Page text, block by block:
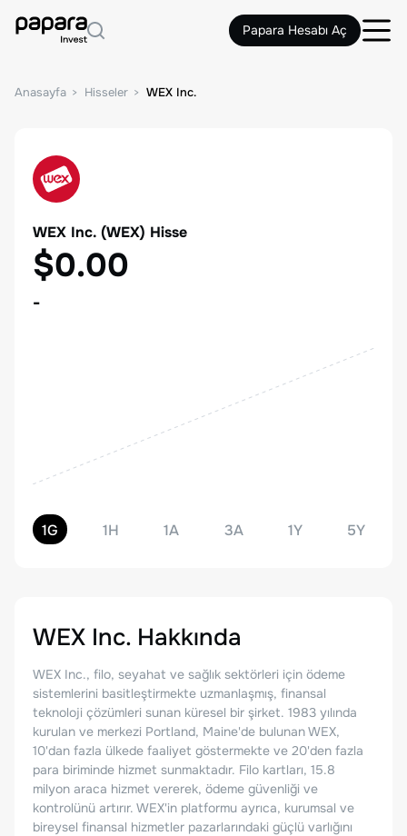
Papara Hesabı Aç
Anasayfa Hisseler WEX Inc.
WEX Inc. (WEX) Hisse
$0.00
-
1G 1H 1A 3A 1Y 5Y
WEX Inc. Hakkında
WEX Inc., filo, seyahat ve sağlık sektörleri için ödeme
sistemlerini basitleştirmekte uzmanlaşmış, finansal
teknoloji çözümleri sunan küresel bir şirket. 1983 yılında
kurulan ve merkezi Portland, Maine'de bulunan WEX,
10'dan fazla ülkede faaliyet göstermekte ve 20'den fazla
para biriminde hizmet sunmaktadır. Filo kartları, 15.8
milyon araca hizmet vererek, ödeme güvenliği ve
kontrolünü artırır. WEX'in platformu ayrıca, kurumsal ve
bireysel finansal hizmetler pazarlarındaki güçlü varlığını